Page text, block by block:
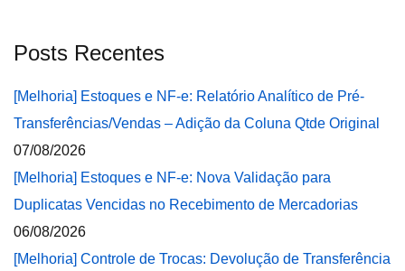
Posts Recentes
[Melhoria] Estoques e NF-e: Relatório Analítico de Pré-
Transferências/Vendas – Adição da Coluna Qtde Original
07/08/2026
[Melhoria] Estoques e NF-e: Nova Validação para
Duplicatas Vencidas no Recebimento de Mercadorias
06/08/2026
[Melhoria] Controle de Trocas: Devolução de Transferência